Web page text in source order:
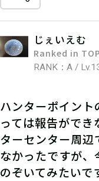
じぇいえむ
Ranked in
RANK：A /
ハンターポイント
っては報告がで
ターセンター周
なかったですが、
のぞいてみたいで